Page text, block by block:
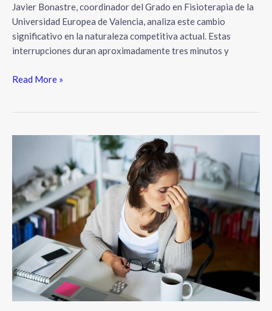
Javier Bonastre, coordinador del Grado en Fisioterapia de la
Universidad Europea de Valencia, analiza este cambio
significativo en la naturaleza competitiva actual. Estas
interrupciones duran aproximadamente tres minutos y
Read More »
salud
en
el
trabajo
provocan
pérdida
de
9,4
días
laborables